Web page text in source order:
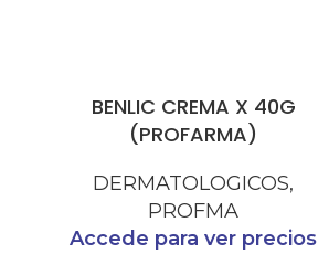
BENLIC CREMA X 40G
(PROFARMA)
DERMATOLOGICOS,
PROFMA
Accede para ver precios